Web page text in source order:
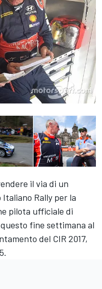
il via di un
Rally per la
pilota ufficiale di
fine settimana al
del CIR 2017,